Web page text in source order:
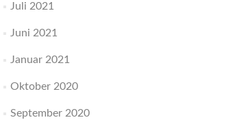
Juli 2021
Juni 2021
Januar 2021
Oktober 2020
September 2020